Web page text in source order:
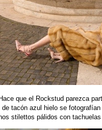
que el Rockstud parezca
tacón azul hielo se
stilettos pálidos con